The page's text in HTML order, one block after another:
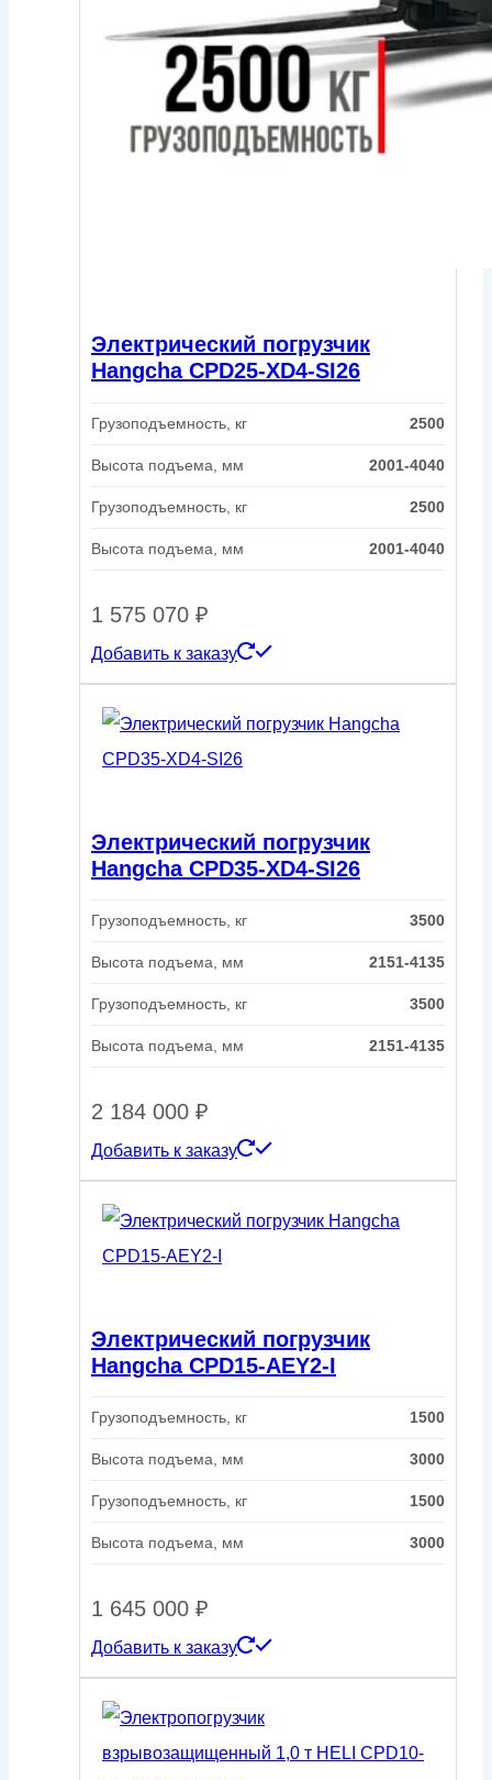
Электрический погрузчик
Hangcha CPD25-XD4-SI26
Грузоподъемность, кг 2500
Высота подъема, мм 2001-4040
Грузоподъемность, кг 2500
Высота подъема, мм 2001-4040
1 575 070 ₽
Добавить к заказу
Электрический погрузчик
Hangcha CPD35-XD4-SI26
Грузоподъемность, кг 3500
Высота подъема, мм 2151-4135
Грузоподъемность, кг 3500
Высота подъема, мм 2151-4135
2 184 000 ₽
Добавить к заказу
Электрический погрузчик
Hangcha CPD15-AEY2-I
Грузоподъемность, кг 1500
Высота подъема, мм 3000
Грузоподъемность, кг 1500
Высота подъема, мм 3000
1 645 000 ₽
Добавить к заказу